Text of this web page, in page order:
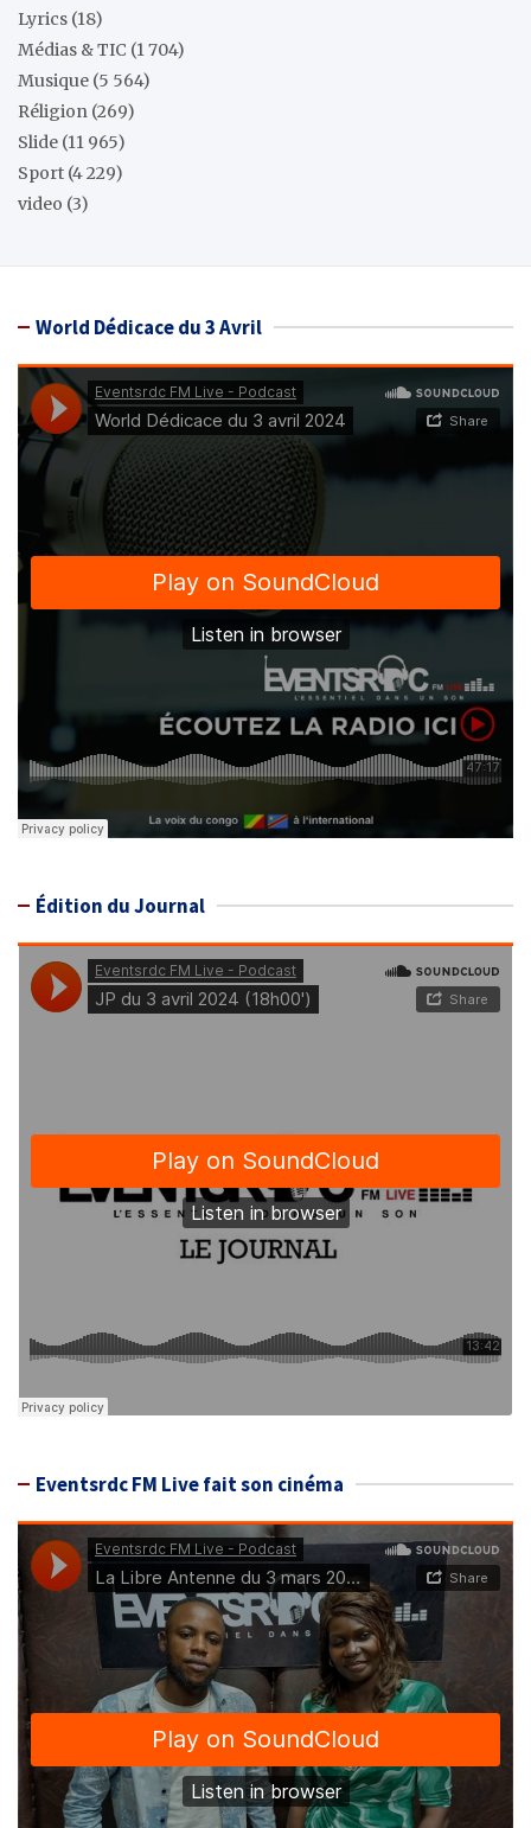
Lyrics (18)
Médias & TIC (1 704)
Musique (5 564)
Réligion (269)
Slide (11 965)
Sport (4 229)
video (3)
World Dédicace du 3 Avril
Édition du Journal
Eventsrdc FM Live fait son cinéma